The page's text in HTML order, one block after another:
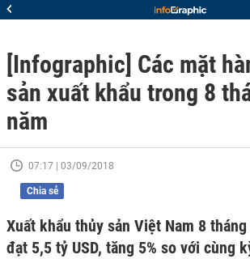
[Infographic] Các mặt
sản xuất khẩu trong 8
năm
07:17 | 03/09/2018
Chia sẻ
Xuất khẩu thủy sản Việt Nam 8
đạt 5,5 tỷ USD, tăng 5% so với cùng